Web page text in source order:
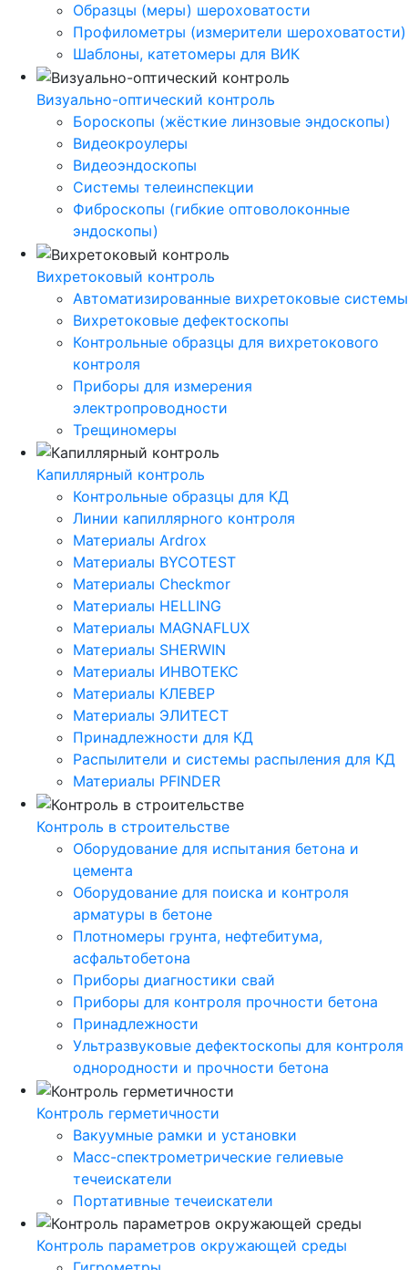
Образцы (меры) шероховатости
Профилометры (измерители шероховатости)
Шаблоны, катетомеры для ВИК
Визуально-оптический контроль
Бороскопы (жёсткие линзовые эндоскопы)
Видеокроулеры
Видеоэндоскопы
Системы телеинспекции
Фиброскопы (гибкие оптоволоконные
эндоскопы)
Вихретоковый контроль
Автоматизированные вихретоковые системы
Вихретоковые дефектоскопы
Контрольные образцы для вихретокового
контроля
Приборы для измерения
электропроводности
Трещиномеры
Капиллярный контроль
Контрольные образцы для КД
Линии капиллярного контроля
Материалы Ardrox
Материалы BYCOTEST
Материалы Checkmor
Материалы HELLING
Материалы MAGNAFLUX
Материалы SHERWIN
Материалы ИНВОТЕКС
Материалы КЛЕВЕР
Материалы ЭЛИТЕСТ
Принадлежности для КД
Распылители и системы распыления для КД
Материалы PFINDER
Контроль в строительстве
Оборудование для испытания бетона и
цемента
Оборудование для поиска и контроля
арматуры в бетоне
Плотномеры грунта, нефтебитума,
асфальтобетона
Приборы диагностики свай
Приборы для контроля прочности бетона
Принадлежности
Ультразвуковые дефектоскопы для контроля
однородности и прочности бетона
Контроль герметичности
Вакуумные рамки и установки
Масс-спектрометрические гелиевые
течеискатели
Портативные течеискатели
Контроль параметров окружающей среды